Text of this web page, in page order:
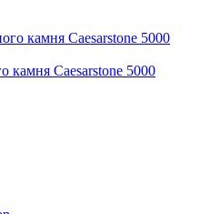
камня Caesarstone 5000